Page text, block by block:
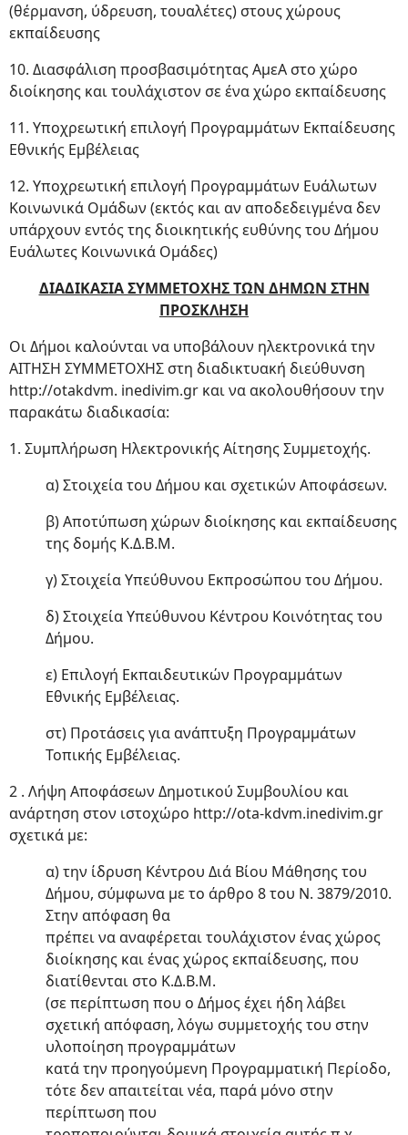
(θέρμανση, ύδρευση, τουαλέτες) στους χώρους
εκπαίδευσης
10. Διασφάλιση προσβασιμότητας ΑμεΑ στο χώρο
διοίκησης και τουλάχιστον σε ένα χώρο εκπαίδευσης
11. Υποχρεωτική επιλογή Προγραμμάτων Εκπαίδευσης
Εθνικής Εμβέλειας
12. Υποχρεωτική επιλογή Προγραμμάτων Ευάλωτων
Κοινωνικά Ομάδων (εκτός και αν αποδεδειγμένα δεν
υπάρχουν εντός της διοικητικής ευθύνης του Δήμου
Ευάλωτες Κοινωνικά Ομάδες)
ΔΙΑΔΙΚΑΣΙΑ ΣΥΜΜΕΤΟΧΗΣ ΤΩΝ ΔΗΜΩΝ ΣΤΗΝ
ΠΡΟΣΚΛΗΣΗ
Οι Δήμοι καλούνται να υποβάλουν ηλεκτρονικά την
ΑΙΤΗΣΗ ΣΥΜΜΕΤΟΧΗΣ στη διαδικτυακή διεύθυνση
http://otakdvm. inedivim.gr και να ακολουθήσουν την
παρακάτω διαδικασία:
1. Συμπλήρωση Ηλεκτρονικής Αίτησης Συμμετοχής.
α) Στοιχεία του Δήμου και σχετικών Αποφάσεων.
β) Αποτύπωση χώρων διοίκησης και εκπαίδευσης
της δομής Κ.Δ.Β.Μ.
γ) Στοιχεία Υπεύθυνου Εκπροσώπου του Δήμου.
δ) Στοιχεία Υπεύθυνου Κέντρου Κοινότητας του
Δήμου.
ε) Επιλογή Εκπαιδευτικών Προγραμμάτων
Εθνικής Εμβέλειας.
στ) Προτάσεις για ανάπτυξη Προγραμμάτων
Τοπικής Εμβέλειας.
2 . Λήψη Αποφάσεων Δημοτικού Συμβουλίου και
ανάρτηση στον ιστοχώρο http://ota-kdvm.inedivim.gr
σχετικά με:
α) την ίδρυση Κέντρου Διά Βίου Μάθησης του
Δήμου, σύμφωνα με το άρθρο 8 του Ν. 3879/2010.
Στην απόφαση θα
πρέπει να αναφέρεται τουλάχιστον ένας χώρος
διοίκησης και ένας χώρος εκπαίδευσης, που
διατίθενται στο Κ.Δ.Β.Μ.
(σε περίπτωση που ο Δήμος έχει ήδη λάβει
σχετική απόφαση, λόγω συμμετοχής του στην
υλοποίηση προγραμμάτων
κατά την προηγούμενη Προγραμματική Περίοδο,
τότε δεν απαιτείται νέα, παρά μόνο στην
περίπτωση που